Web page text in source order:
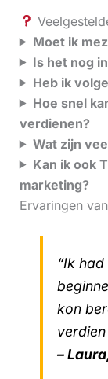
Moet ik
Is het nog
Heb ik
Hoe snel
verdienen?
Wat zijn
Kan ik ook
marketing?
Ervaringen
“Ik
kon
–